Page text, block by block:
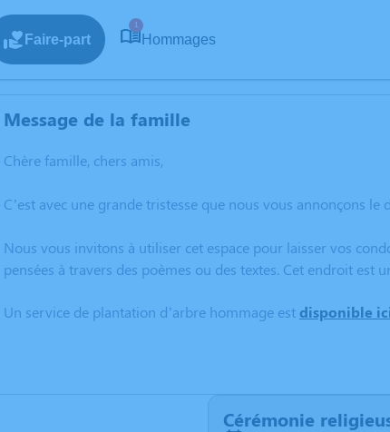
Faire-part
1
Hommages
Message de la famille
Chère famille, chers amis,
C’est avec une grande tristesse que nous vous annonçons
Nous vous invitons à utiliser cet espace pour laisser vos
pensées à travers des poèmes ou des textes. Cet endroit est
Un service de plantation d’arbre hommage est disponible
Cérémonie